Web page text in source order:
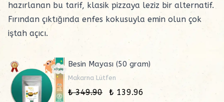
hazırlanan bu tarif, klasik pizzaya leziz bir alternatif.
Fırından çıktığında enfes kokusuyla emin olun çok
iştah açıcı.
Besin Mayası (50 gram)
Makarna Lütfen
₺ 349.90 ₺ 139.96